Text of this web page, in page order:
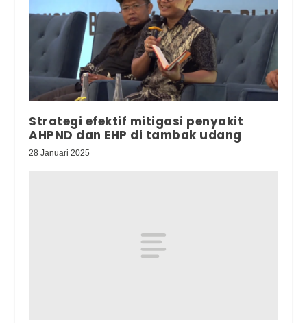
Strategi efektif mitigasi penyakit
AHPND dan EHP di tambak udang
28 Januari 2025